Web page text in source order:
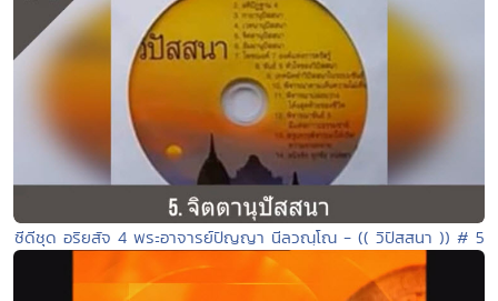
ซีดีชุด อริยสัจ 4 พระอาจารย์ปัญญา นีลวณฺโณ - (( วิปัสสนา )) # 5